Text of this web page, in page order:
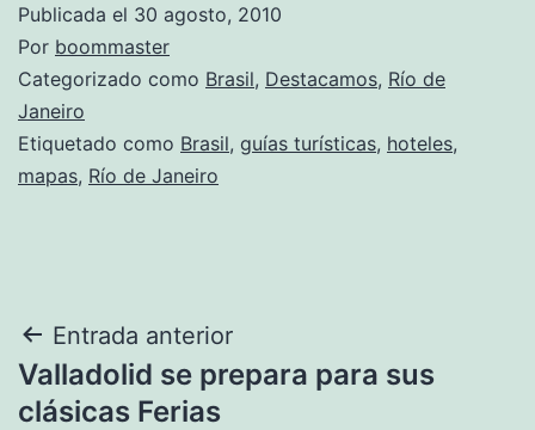
Publicada el 30 agosto, 2010
Por boommaster
Categorizado como Brasil, Destacamos, Río de
Janeiro
Etiquetado como Brasil, guías turísticas, hoteles,
mapas, Río de Janeiro
Navegación
de
Entrada anterior
Valladolid se prepara para sus
clásicas Ferias